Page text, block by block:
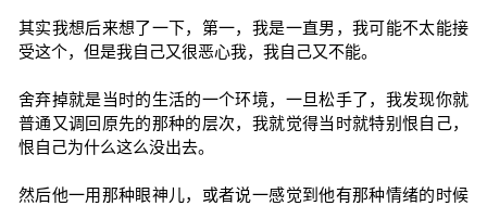
其实我想后来想了一下，第一，我是一直男，我可能不太能接
受这个，但是我自己又很恶心我，我自己又不能。
舍弃掉就是当时的生活的一个环境，一旦松手了，我发现你就
普通又调回原先的那种的层次，我就觉得当时就特别恨自己，
恨自己为什么这么没出去。
然后他一用那种眼神儿，或者说一感觉到他有那种情绪的时候